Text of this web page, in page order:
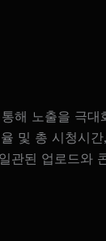
해 노출을 극대
및 총 시청시간
관된 업로드와